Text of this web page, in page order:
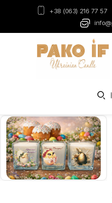
+38 (063) 216 77 57